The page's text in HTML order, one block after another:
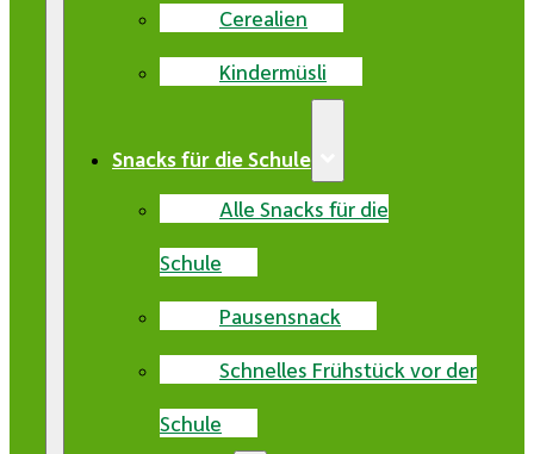
Cerealien
Kindermüsli
Snacks für die Schule
Alle Snacks für die
Schule
Pausensnack
Schnelles Frühstück vor der
Schule